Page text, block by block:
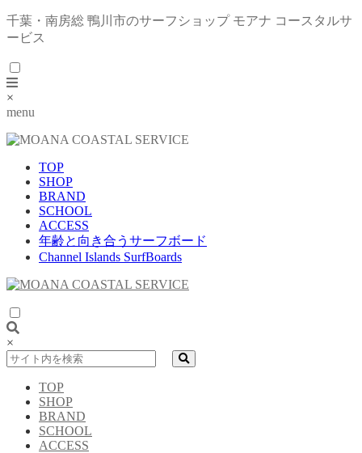
千葉・南房総 鴨川市のサーフショップ モアナ コースタルサ
ービス
×
menu
TOP
SHOP
BRAND
SCHOOL
ACCESS
年齢と向き合うサーフボード
Channel Islands SurfBoards
×
TOP
SHOP
BRAND
SCHOOL
ACCESS